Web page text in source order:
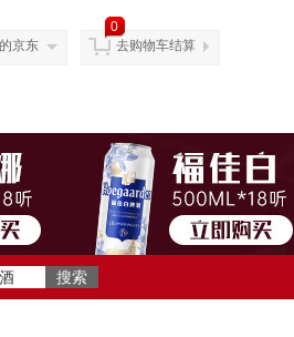
京东
0
去购物车结算